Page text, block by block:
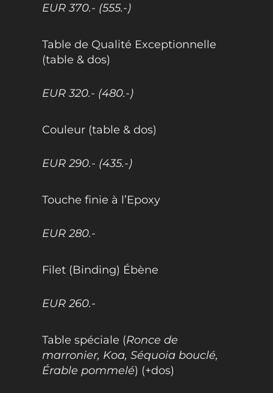
EUR 370.- (555.-)
Table de Qualité Exceptionnelle
(table & dos)
EUR 320.- (480.-)
Couleur (table & dos)
EUR 290.- (435.-)
Touche finie à l’Epoxy
EUR 280.-
Filet (Binding) Ébène
EUR 260.-
Table spéciale (Ronce de
marronier, Koa, Séquoia bouclé,
Érable pommelé) (+dos)